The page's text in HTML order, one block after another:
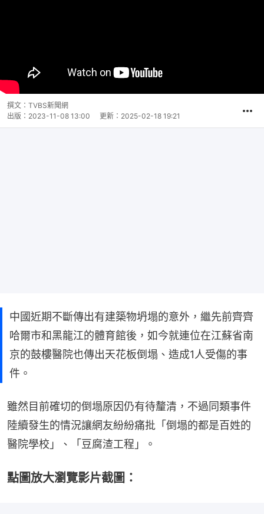
撰文： TVBS新聞網
出版： 2023-11-08 13:00 更新： 2025-02-18 19:21
中國近期不斷傳出有建築物坍塌的意外，繼先前齊齊
哈爾市和黑龍江的體育館後，如今就連位在江蘇省南
京的鼓樓醫院也傳出天花板倒塌、造成1人受傷的事
件。
雖然目前確切的倒塌原因仍有待釐清，不過同類事件
陸續發生的情況讓網友紛紛痛批「倒塌的都是百姓的
醫院學校」、「豆腐渣工程」。
點圖放大瀏覽影片截圖：